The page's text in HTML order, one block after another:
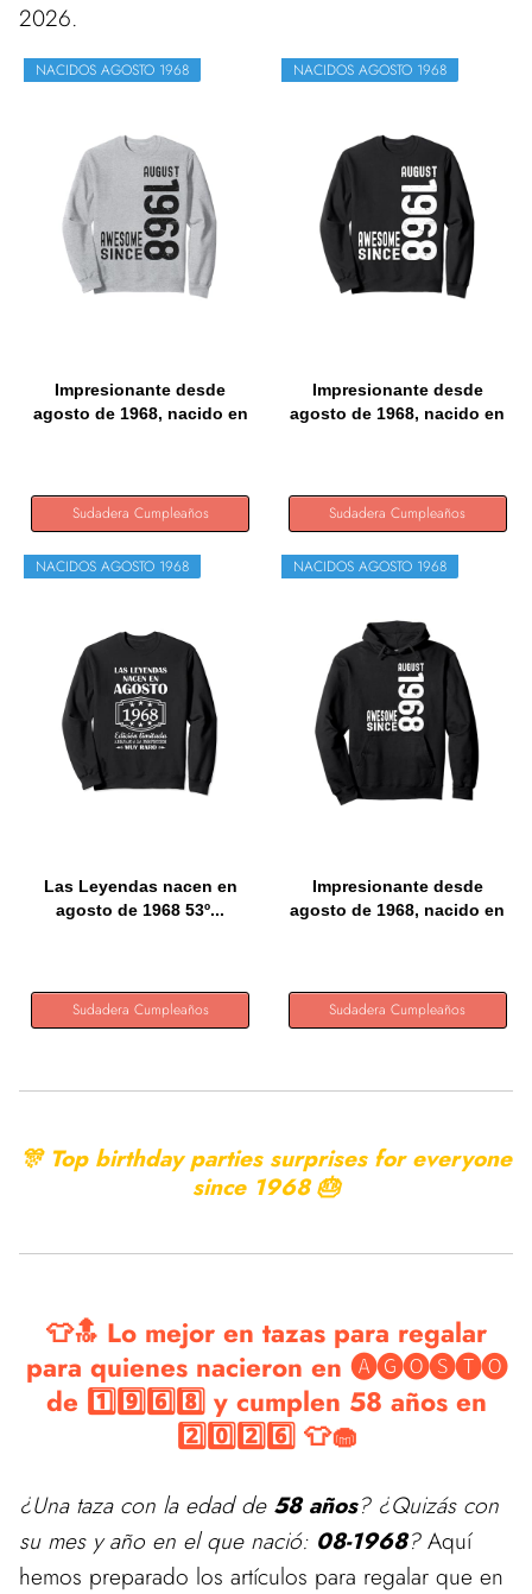
2026.
NACIDOS AGOSTO 1968
Impresionante desde
agosto de 1968, nacido en
Sudadera Cumpleaños
NACIDOS AGOSTO 1968
Impresionante desde
agosto de 1968, nacido en
Sudadera Cumpleaños
NACIDOS AGOSTO 1968
Las Leyendas nacen en
agosto de 1968 53º...
Sudadera Cumpleaños
NACIDOS AGOSTO 1968
Impresionante desde
agosto de 1968, nacido en
Sudadera Cumpleaños
🎊 Top birthday parties surprises for everyone
since 1968 🎂
👕🔝 Lo mejor en tazas para regalar
para quienes nacieron en 🅐🅖🅞🅢🅣🅞
de 1️⃣9️⃣6️⃣8️⃣ y cumplen 58 años en
2️⃣0️⃣2️⃣6️⃣ 👕🧁
¿Una taza con la edad de 58 años? ¿Quizás con
su mes y año en el que nació: 08-1968?Aquí
hemos preparado los artículos para regalar que en